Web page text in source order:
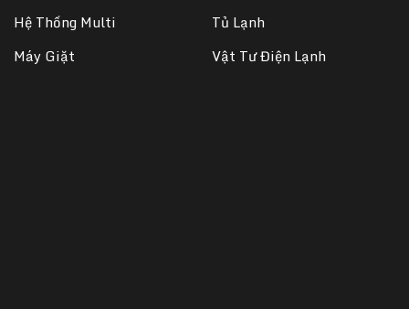
Hệ Thống Multi
Tủ Lạnh
Máy Giặt
Vật Tư Điện Lạnh